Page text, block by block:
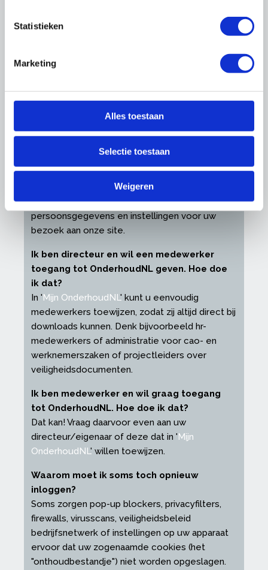
Statistieken
Marketing
Alles toestaan
Selectie toestaan
Weigeren
met ons op en wij sturen u zo
vergeten
opnieuw opvragen.
U heeft een persoonlijke profielpagina, waarop
u allerlei zaken kunt instellen zoals
nieuwsbriefabonnementen, zakelijke
persoonsgegevens en instellingen voor uw
bezoek aan onze site.
Ik ben directeur en wil een medewerker
toegang tot OnderhoudNL geven. Hoe doe
ik dat?
In ' Mijn OnderhoudNL' kunt u eenvoudig
medewerkers toewijzen, zodat zij altijd direct bij
downloads kunnen. Denk bijvoorbeeld hr-
medewerkers of administratie voor cao- en
werknemerszaken of projectleiders over
veiligheidsdocumenten.
Ik ben medewerker en wil graag toegang
tot OnderhoudNL. Hoe doe ik dat?
Dat kan! Vraag daarvoor even aan uw
directeur/eigenaar of deze dat in ' Mijn
OnderhoudNL' willen toewijzen.
Waarom moet ik soms toch opnieuw
inloggen?
Soms zorgen pop-up blockers, privacyfilters,
firewalls, virusscans, veiligheidsbeleid
bedrijfsnetwerk of instellingen op uw apparaat
ervoor dat uw zogenaamde cookies (het
"onthoudbestandje") niet worden opgeslagen.